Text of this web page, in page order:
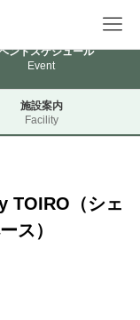
ントスケジュール
Event
施設案内
Facility
TOIRO（シェ
ス）